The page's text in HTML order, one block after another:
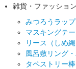
雑貨・ファッション
みつろうラップ
マスキングテ
リース（しめ縄
風呂敷リング
タペストリー棒